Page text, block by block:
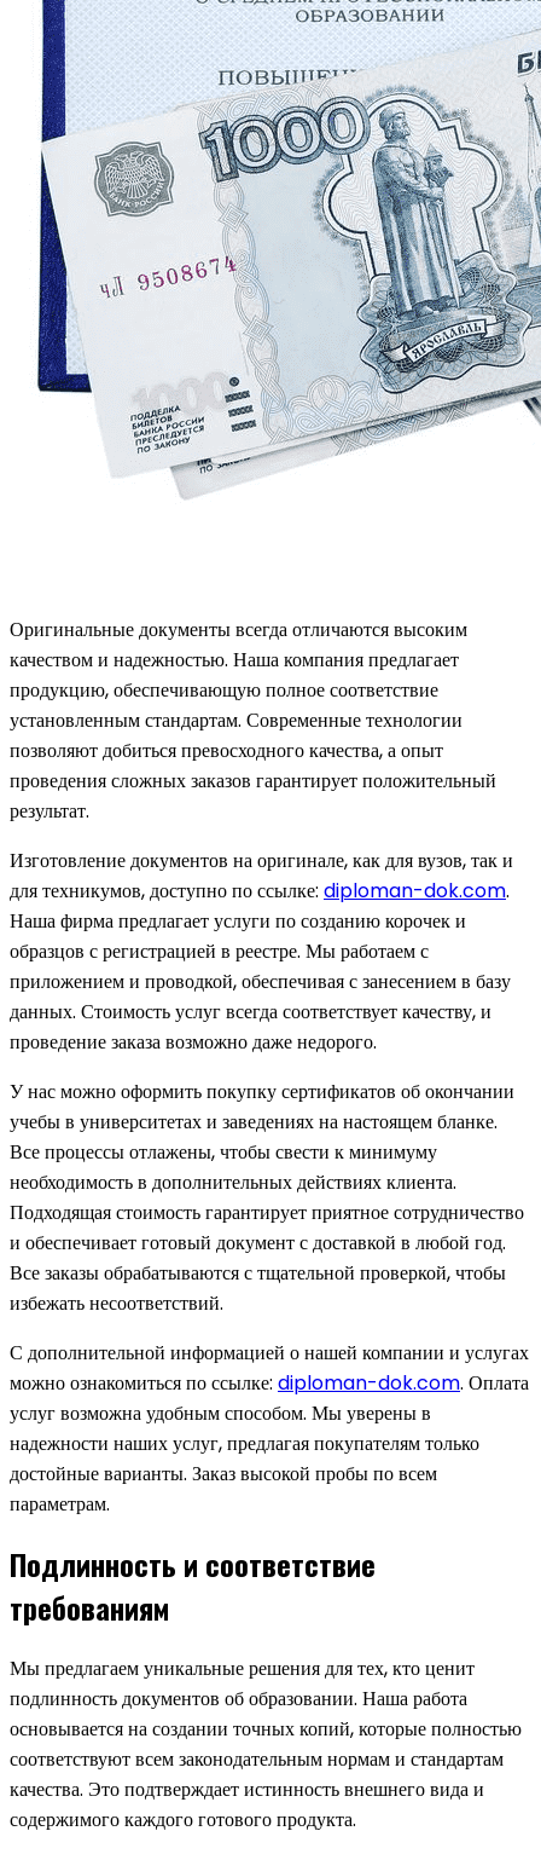
Оригинальные документы всегда отличаются высоким
качеством и надежностью. Наша компания предлагает
продукцию, обеспечивающую полное соответствие
установленным стандартам. Современные технологии
позволяют добиться превосходного качества, а опыт
проведения сложных заказов гарантирует положительный
результат.
Изготовление документов на оригинале, как для вузов, так и
для техникумов, доступно по ссылке: diploman-dok.com.
Наша фирма предлагает услуги по созданию корочек и
образцов с регистрацией в реестре. Мы работаем с
приложением и проводкой, обеспечивая с занесением в базу
данных. Стоимость услуг всегда соответствует качеству, и
проведение заказа возможно даже недорого.
У нас можно оформить покупку сертификатов об окончании
учебы в университетах и заведениях на настоящем бланке.
Все процессы отлажены, чтобы свести к минимуму
необходимость в дополнительных действиях клиента.
Подходящая стоимость гарантирует приятное сотрудничество
и обеспечивает готовый документ с доставкой в любой год.
Все заказы обрабатываются с тщательной проверкой, чтобы
избежать несоответствий.
С дополнительной информацией о нашей компании и услугах
можно ознакомиться по ссылке: diploman-dok.com. Оплата
услуг возможна удобным способом. Мы уверены в
надежности наших услуг, предлагая покупателям только
достойные варианты. Заказ высокой пробы по всем
параметрам.
Подлинность и соответствие
требованиям
Мы предлагаем уникальные решения для тех, кто ценит
подлинность документов об образовании. Наша работа
основывается на создании точных копий, которые полностью
соответствуют всем законодательным нормам и стандартам
качества. Это подтверждает истинность внешнего вида и
содержимого каждого готового продукта.